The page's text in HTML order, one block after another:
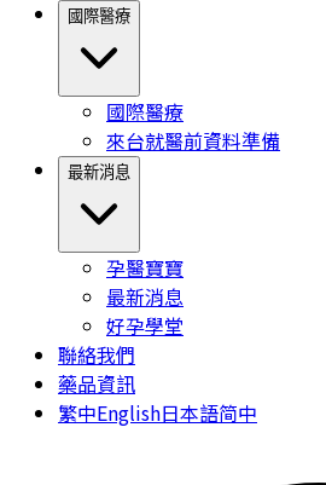
國際醫療
國際醫療
來台就醫前資料準備
最新消息
孕醫寶寶
最新消息
好孕學堂
聯絡我們
藥品資訊
繁中English日本語简中